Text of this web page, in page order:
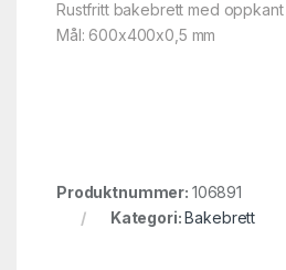
Rustfritt bakebrett med
Mål: 600x400x0,5 mm
Produktnummer: 106891
Kategori: Bakebrett